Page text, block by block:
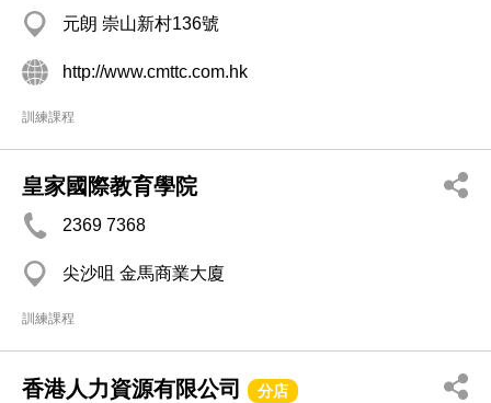
元朗 崇山新村136號
http://www.cmttc.com.hk
訓練課程
皇家國際教育學院
2369 7368
尖沙咀 金馬商業大廈
訓練課程
香港人力資源有限公司 分店